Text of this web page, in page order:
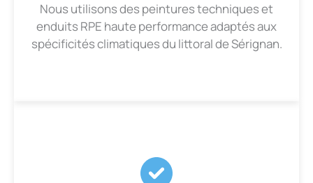
Nous utilisons des peintures techniques et
enduits RPE haute performance adaptés aux
spécificités climatiques du littoral de Sérignan.